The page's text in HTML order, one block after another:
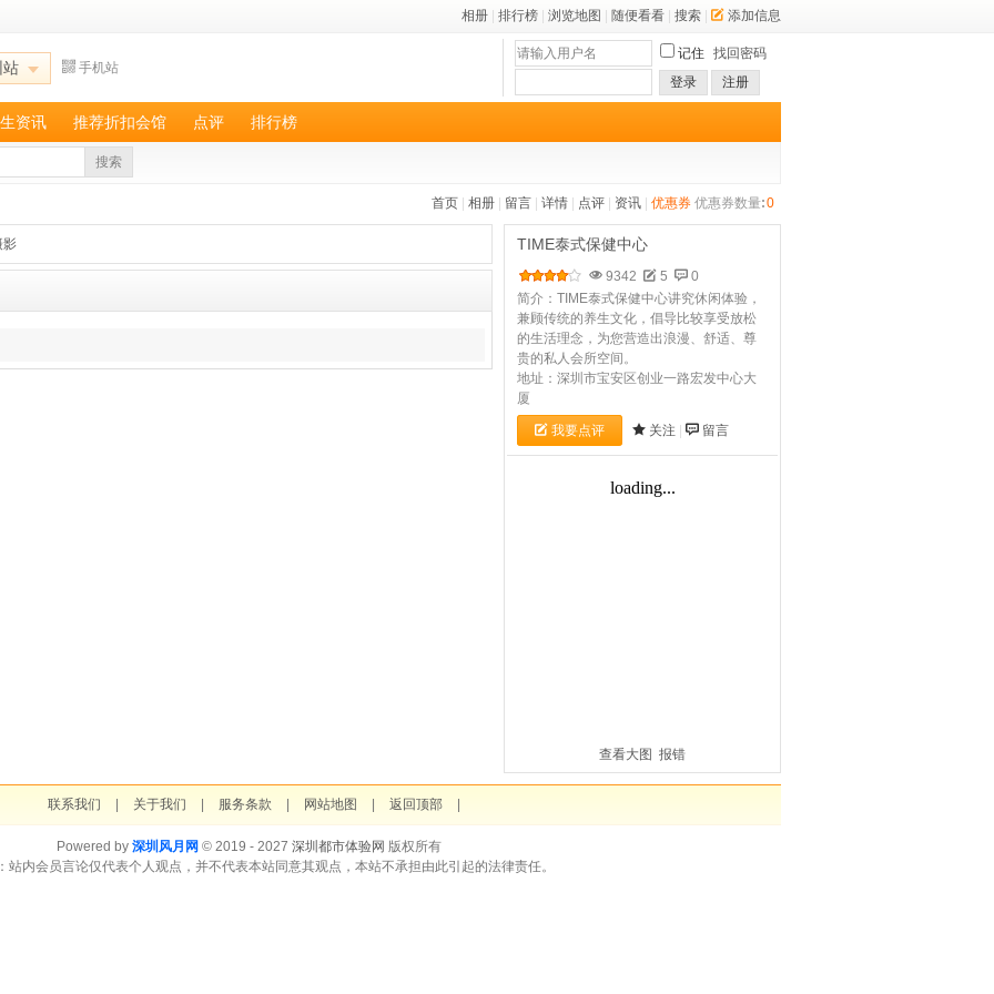
相册 排行榜 浏览地图 随便看看 搜索 添加信息
站 手机站
记住 找回密码
登录
注册
资讯 推荐折扣会馆 点评 排行榜
搜索
首页 相册 留言 详情 点评 资讯 优惠券 优惠券数量:0
影 TIME泰式保健中心
9342 5
0
简介：TIME泰式保健中心讲究休闲体验，
兼顾传统的养生文化，倡导比较享受放松
的生活理念，为您营造出浪漫、舒适、尊
贵的私人会所空间。
地址：深圳市宝安区创业一路宏发中心大
厦
我要点评 关注 留言
查看大图 报错
联系我们 关于我们 服务条款 网站地图 返回顶部
Powered by 深圳风月网 © 2019 - 2027 深圳都市体验网 版权所有
站内会员言论仅代表个人观点，并不代表本站同意其观点，本站不承担由此引起的法律责任。